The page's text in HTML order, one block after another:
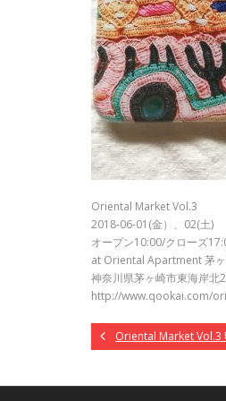
Oriental Market Vol.3
2018-06-01(金）、02(土)
オープン10:00/クローズ
at Oriental Apartment 茅
神奈川県茅ヶ崎市東海岸北
http://www.qookai.com/
Oriental Market Vol.3